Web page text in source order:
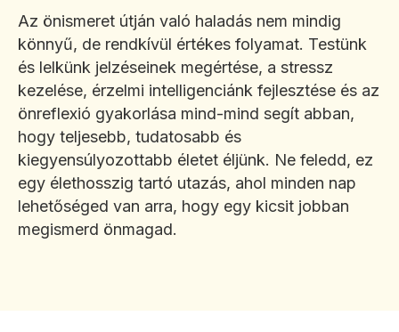
Az önismeret útján való haladás nem mindig
könnyű, de rendkívül értékes folyamat. Testünk
és lelkünk jelzéseinek megértése, a stressz
kezelése, érzelmi intelligenciánk fejlesztése és az
önreflexió gyakorlása mind-mind segít abban,
hogy teljesebb, tudatosabb és
kiegyensúlyozottabb életet éljünk. Ne feledd, ez
egy élethosszig tartó utazás, ahol minden nap
lehetőséged van arra, hogy egy kicsit jobban
megismerd önmagad.